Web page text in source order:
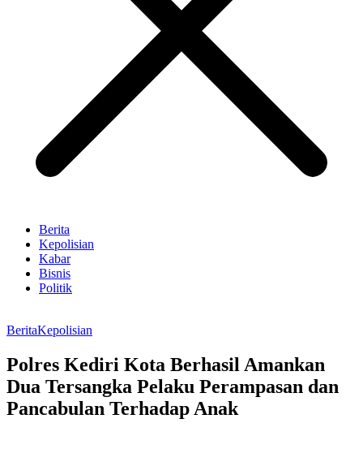
Berita
Kepolisian
Kabar
Bisnis
Politik
BeritaKepolisian
Polres Kediri Kota Berhasil Amankan
Dua Tersangka Pelaku Perampasan dan
Pancabulan Terhadap Anak